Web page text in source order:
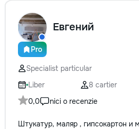
Pro
Евгений
Specialist particular
Liber
8 cartier
0,0
nici o recenzie
Штукатур, маляр , гипсокартон и